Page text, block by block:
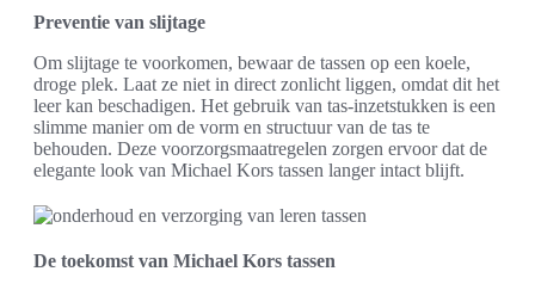
Preventie van slijtage
Om slijtage te voorkomen, bewaar de tassen op een koele,
droge plek. Laat ze niet in direct zonlicht liggen, omdat dit het
leer kan beschadigen. Het gebruik van tas-inzetstukken is een
slimme manier om de vorm en structuur van de tas te
behouden. Deze voorzorgsmaatregelen zorgen ervoor dat de
elegante look van Michael Kors tassen langer intact blijft.
De toekomst van Michael Kors tassen